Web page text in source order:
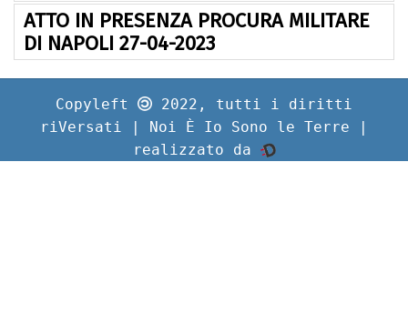
ATTO IN PRESENZA PROCURA MILITARE
DI NAPOLI 27-04-2023
Copyleft
2022, tutti i diritti
riVersati | Noi È Io Sono le Terre |
realizzato da